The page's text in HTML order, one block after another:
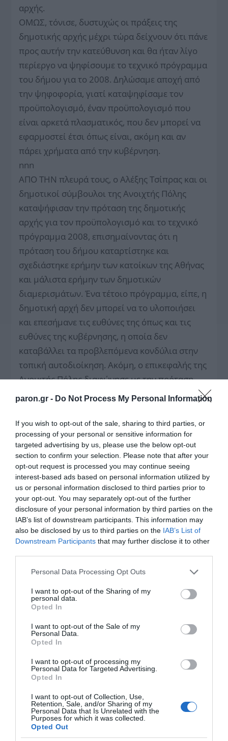
paron.gr - Do Not Process My Personal Information
If you wish to opt-out of the sale, sharing to third parties, or
processing of your personal or sensitive information for
targeted advertising by us, please use the below opt-out
section to confirm your selection. Please note that after your
opt-out request is processed you may continue seeing
interest-based ads based on personal information utilized by
us or personal information disclosed to third parties prior to
your opt-out. You may separately opt-out of the further
disclosure of your personal information by third parties on the
IAB’s list of downstream participants. This information may
also be disclosed by us to third parties on the IAB’s List of
Downstream Participants that may further disclose it to other
Please note that this website/app uses one or more Google
not limited to your visit or usage behaviour. You may click to
grant or deny consent to Google and its third-party tags to
use your data for below specified purposes in below Google
consent section.
Personal Data Processing Opt Outs
I want to opt-out of the Sharing of my
personal data.
Opted In
I want to opt-out of the Sale of my
Personal Data.
Opted In
I want to opt-out of processing my
Personal Data for Targeted Advertising.
Opted In
I want to opt-out of Collection, Use,
Retention, Sale, and/or Sharing of my
Personal Data that Is Unrelated with the
Purposes for which it was collected.
Opted Out
αρχής.
ΟΜΩΣ, τόνισε, δυστυχώς οι πράξεις της
δημοτικής αρχής μέχρι τώρα δείχνουν ότι πάνε
προς αυτήν την κατεύθυνση και θα ήταν λίγο
περίεργο να ψηφίσουμε το τεχνικό πρόγραμμα
του δήμου για το 2008. Δηλώσαμε αποχή από
την ψηφοφορία, γιατί καταψηφίσαμε τον
προϋπολογισμό, έναν προϋπολογισμό που
είναι αρκετά πλασματικός, που δεν μπορεί να
εφαρμοστεί έτσι όπως είναι, ακόμη και αν
πάρει χρήματα από την κυβέρνηση.
nnn
ΑΠΟ ΤΗΝ πλευρά τους, ο Αλέξης Τσίπρας και οι
δημοτικοί σύμβουλοι της Ανοιχτής Πόλης
καταψήφισαν την πρόταση της δημοτικής
αρχής για τον προϋπολογισμό και το τεχνικό
πρόγραμμα 2008, επισημαίνοντας ότι η
πρόταση του δήμου καταρτίστηκε και
σχεδιάστηκε ερήμην των κατοίκων της Αθήνας
και μάλιστα ερήμην των δημοτικών
διαμερισμάτων. Ένα τέτοιο πρόγραμμα, είπε, η
δημοτική αρχή δεν μπορεί να το υλοποιήσει
και επεσήμανε τις ευθύνες της όπως και τις
ευθύνες της κυβέρνησης, η οποία δεν
καταβάλλει τα προβλεπόμενα κονδύλια στην
τοπική αυτοδιοίκηση. Ακόμη, ο επικεφαλής της
Ανοικτής Πόλης διαφώνησε με την πρόταση
που διατύπωσε ο δήμαρχος για τη μεταφορά
τον τρόπο που ετοιμάζεται να γίνει, σε
σύμπραξη δηλαδή με ιδιώτη… «Εμείς -τόνισε ο
Αλέξης Τσίπρας- θέλουμε να δηλώσουμε την
αντίθεσή μας με τον πιο σαφή τρόπο. Λέμε
ʽʽόχιʼʼ σε άλλο ένα εμπορικό κέντρο στην
Αθήνα».
ΜΙΛΩΝΤΑΣ ακόμη για τον προϋπολογισμό,
τόνισε ότι η πρόταση που εισηγείται η
δημοτική αρχή δεν έχει όραμα για την πόλη,
η συνέχεια δύο δεκαετιών συντηρητικής
πολιτικής στη λειτουργία και τη δράση του
δήμου, με μοναδικό στόχο την εξυπηρέτηση
ιδιωτικών συμφερόντων, μια πολιτική που και
η σημερινή διοίκηση συνεχίζει, κάτι που
αναξιοπιστία και η ανευθυνότητα της
δημοτικής αρχής έχει ως αποτέλεσμα τη
συσσώρευση προβλημάτων στην πόλη. Αν δεν
παλέψουμε εμείς για την πόλη μας, δεν θα μας
τη χαρίσει κανείς.
nnn